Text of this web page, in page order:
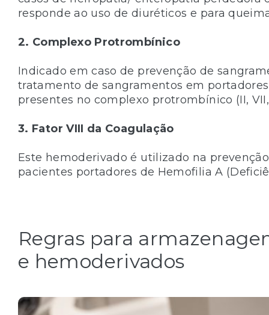
responde ao uso de diuréticos e para
2. Complexo Protrombínico
Indicado em caso de prevenção de
tratamento de sangramentos em
presentes no complexo protrombínico (II,
3. Fator VIII da Coagulação
Este hemoderivado é utilizado na
pacientes portadores de Hemofilia A
Regras para
e hemoderivados